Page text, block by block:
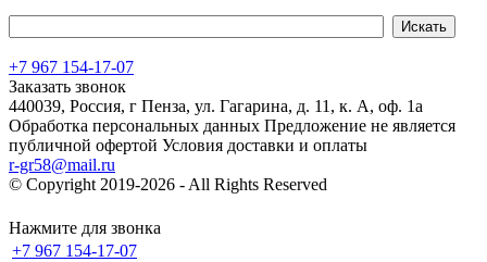
+7 967 154-17-07
Заказать звонок
440039, Россия, г Пенза, ул. Гагарина, д. 11, к. А, оф. 1а
Обработка персональных данных Предложение не является
публичной офертой Условия доставки и оплаты
r-gr58@mail.ru
© Copyright 2019-2026 - All Rights Reserved
Нажмите для звонка
+7 967 154-17-07